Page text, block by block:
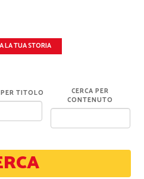
LA TUA STORIA
PER TITOLO
CERCA PER
CONTENUTO